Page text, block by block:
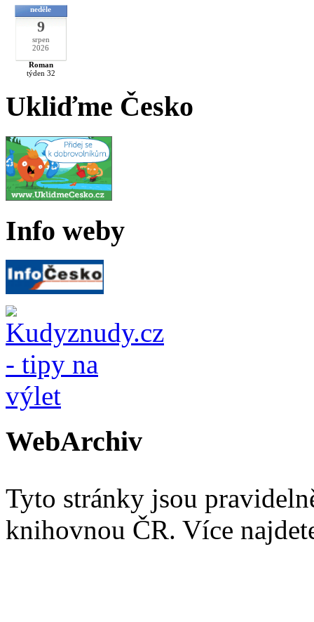
neděle
9
srpen
2026
Roman
týden 32
Ukliďme Česko
Info weby
WebArchiv
Tyto stránky jsou
knihovnou ČR. Více